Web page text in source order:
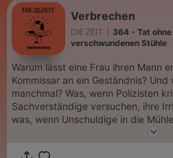
Verbrechen
DIE ZEIT
364 - Tat
verschwundenen Stühle
Warum lässt eine Frau ihren Mann
Kommissar an ein Geständnis?
manchmal? Was, wenn Polizisten
Sachverständige versuchen, ihre
was, wenn Unschuldige in die